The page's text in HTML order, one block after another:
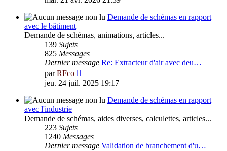
messageDemande de schémas en rapport
avec le bâtiment
Demande de schémas, animations, articles...
139 Sujets
825 Messages
Dernier message Re: Extracteur d'air avec deu…
parRFco
le
message
jeu. 24 juil. 2025 19:17
Demande de schémas en rapport
avec l'industrie
Demande de schémas, aides diverses, calculettes, articles...
223 Sujets
1240 Messages
Dernier message Validation de branchement d'u…